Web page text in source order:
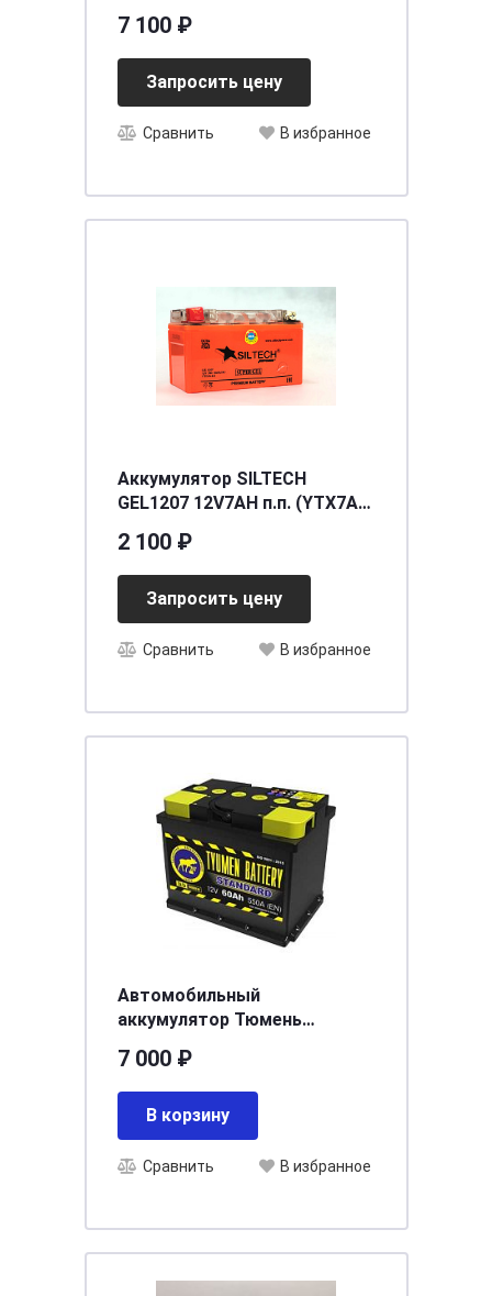
7 100 ₽
Запросить цену
Сравнить В избранное
Аккумулятор SILTECH
GEL1207 12V7AH п.п. (YTX7A-
[д150ш87в94/100]
2 100 ₽
Запросить цену
Сравнить В избранное
Автомобильный
аккумулятор Тюмень
Ca/Ca [д242ш175в190/520]
[L2]
7 000 ₽
В корзину
Сравнить В избранное